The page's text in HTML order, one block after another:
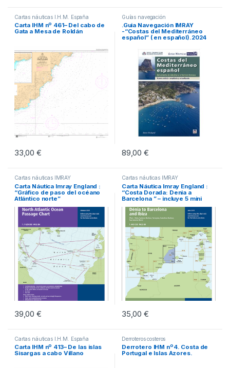
Cartas náuticas I.H.M. España
Carta IHM nº 461– Del cabo de
Gata a Mesa de Roldán
33,00€
Guías navegación
.Guia Navegación IMRAY
-“Costas del Mediterráneo
español” ( en español).2024
89,00€
Cartas náuticas IMRAY
Carta Náutica Imray England :
“Gráfico de paso del océano
Atlántico norte”
39,00€
Cartas náuticas IMRAY
Carta Náutica Imray England :
“Costa Dorada: Denia a
Barcelona ” – incluye 5 mini
35,00€
Cartas náuticas I.H.M. España
Carta IHM nº 413– De las islas
Sisargas a cabo Villano
Derroteros costeros
Derrotero IHM nº4. Costa de
Portugal e Islas Azores.